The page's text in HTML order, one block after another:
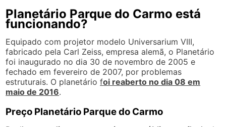
Planetário Parque do Carmo está
funcionando?
Equipado com projetor modelo Universarium VIII,
fabricado pela Carl Zeiss, empresa alemã, o Planetário
foi inaugurado no dia 30 de novembro de 2005 e
fechado em fevereiro de 2007, por problemas
estruturais. O planetáriofoi reaberto no dia 08 em
maio de 2016.
Preço Planetário Parque do Carmo